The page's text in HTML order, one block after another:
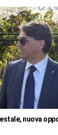
nuova